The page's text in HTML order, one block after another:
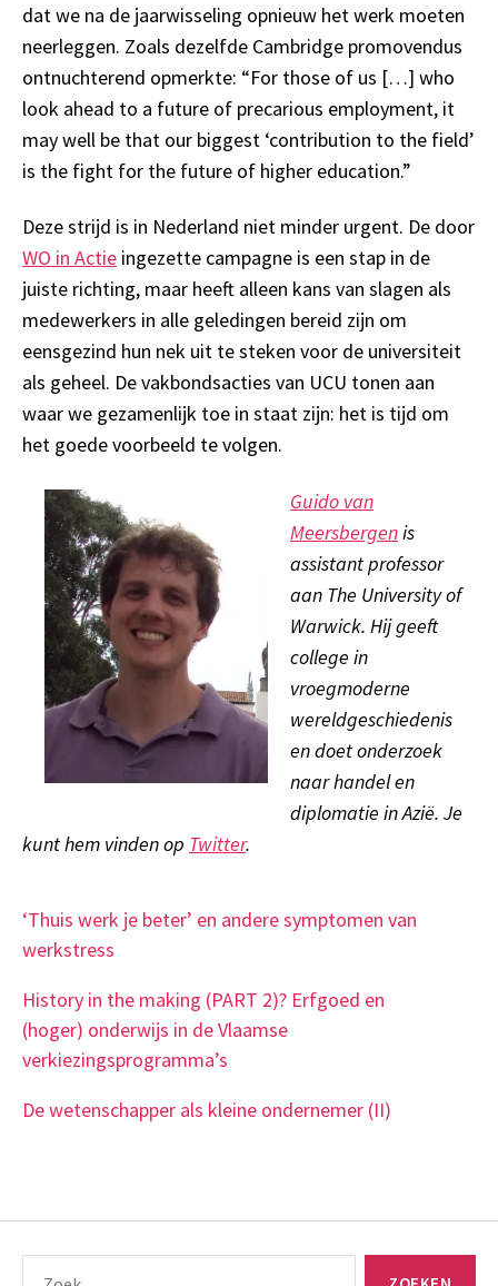
dat we na de jaarwisseling opnieuw het werk moeten
neerleggen. Zoals dezelfde Cambridge promovendus
ontnuchterend opmerkte: “For those of us […] who
look ahead to a future of precarious employment, it
may well be that our biggest ‘contribution to the field’
is the fight for the future of higher education.”
Dezestrijd is in Nederland niet minder urgent. De door
WO in Actie ingezette campagne is een stap in de
juiste richting, maar heeft alleen kans van slagen als
medewerkers in alle geledingen bereid zijn om
eensgezind hun nek uit te steken voor de universiteit
als geheel. De vakbondsacties van UCU tonen aan
waarwe gezamenlijk toe in staat zijn: het is tijd om
het goede voorbeeld te volgen.
Guido van
Meersbergenis
assistant professor
aan The University of
Warwick. Hij geeft
college in
vroegmoderne
wereldgeschiedenis
en doet onderzoek
naar handel en
diplomatie in Azië. Je
kunt hem vinden op Twitter.
‘Thuis werk je beter’ en andere symptomen van
werkstress
History in the making (PART 2)? Erfgoed en
(hoger) onderwijs in de Vlaamse
verkiezingsprogramma’s
De wetenschapper als kleine ondernemer (II)